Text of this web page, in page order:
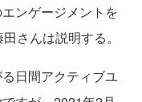
ンゲージメントを
さんは説明する。
日間アクティブユ